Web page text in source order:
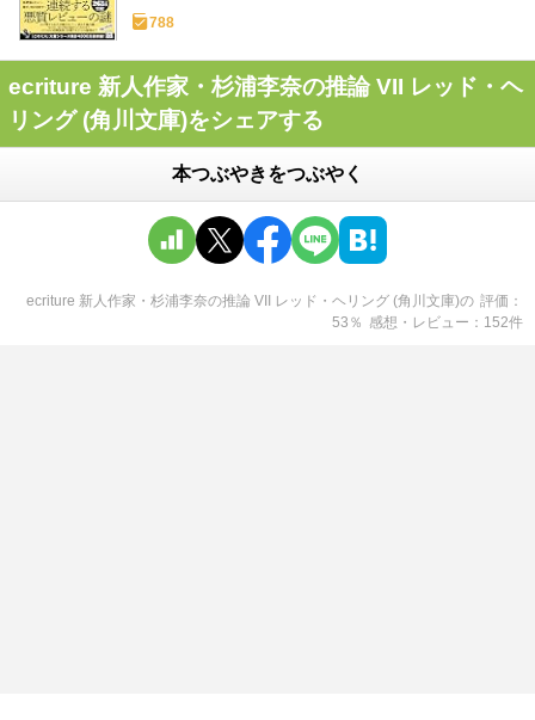
788
ecriture 新人作家・杉浦李奈の推論 VII レッド・ヘ
リング (角川文庫)をシェアする
本つぶやきをつぶやく
ecriture 新人作家・杉浦李奈の推論 VII レッド・ヘリング (角川文庫)の 評価
53 ％ 感想・レビュー 152件